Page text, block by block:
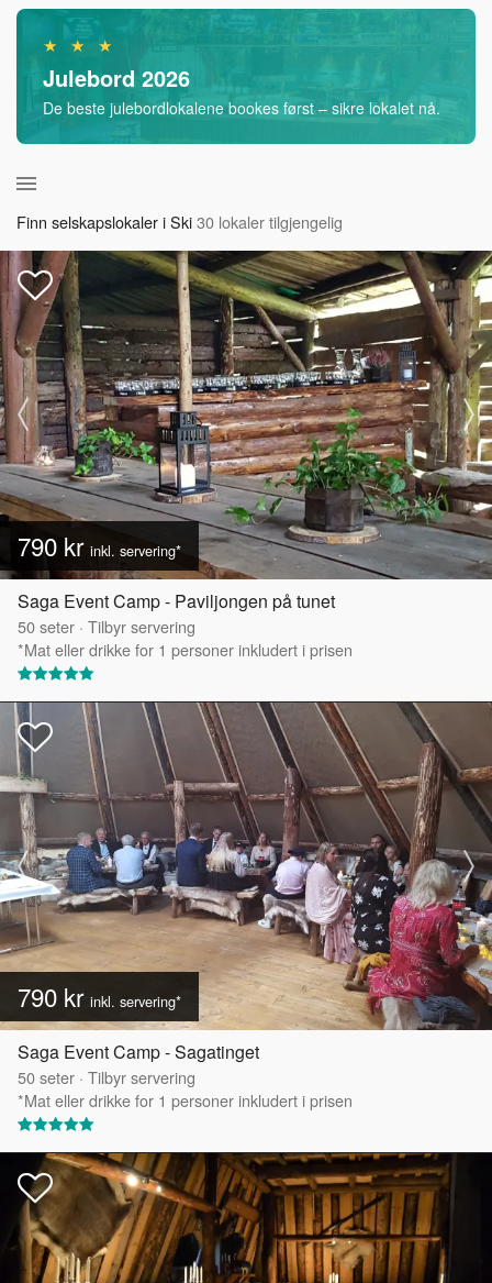
★ ★ ★
Julebord 2026
De beste julebordlokalene bookes først – sikre lokalet nå.
Finn selskapslokaler i Ski30 lokaler tilgjengelig
790 kr inkl. servering*
Saga Event Camp - Paviljongen på tunet
50seter · Tilbyr servering
*Mat eller drikke for 1 personer inkludert i prisen
790 kr inkl. servering*
Saga Event Camp - Sagatinget
50seter · Tilbyr servering
*Mat eller drikke for 1 personer inkludert i prisen